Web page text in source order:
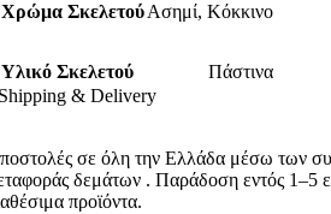
Χρώμα ΣκελετούΑσημί, Κόκκινο
Υλικό Σκελετού
Πάστινα
& Delivery
σε όλη την Ελλάδα μέσω των
δεμάτων . Παράδοση εντός 1–5
προϊόντα.